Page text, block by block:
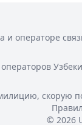
операторе
скорую
© 2026